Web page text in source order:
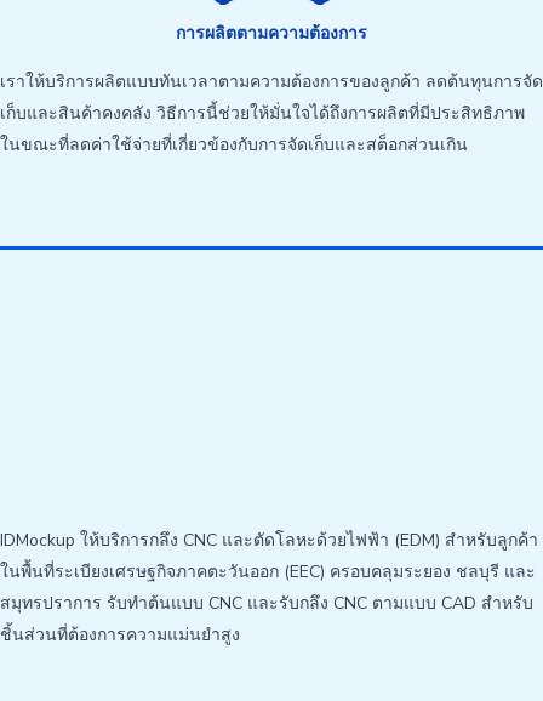
การผลิตตามความต้องการ
เราให้บริการผลิตแบบทันเวลาตามความต้องการของลูกค้า ลดต้นทุนการจัด
เก็บและสินค้าคงคลัง วิธีการนี้ช่วยให้มั่นใจได้ถึงการผลิตที่มีประสิทธิภาพ
ในขณะที่ลดค่าใช้จ่ายที่เกี่ยวข้องกับการจัดเก็บและสต็อกส่วนเกิน
IDMockup ให้บริการกลึง CNC และตัดโลหะด้วยไฟฟ้า (EDM) สำหรับลูกค้า
ในพื้นที่ระเบียงเศรษฐกิจภาคตะวันออก (EEC) ครอบคลุมระยอง ชลบุรี และ
สมุทรปราการ รับทำต้นแบบ CNC และรับกลึง CNC ตามแบบ CAD สำหรับ
ชิ้นส่วนที่ต้องการความแม่นยำสูง